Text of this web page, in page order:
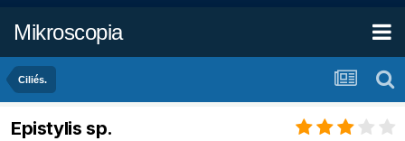
Mikroscopia
Ciliés.
Epistylis sp.